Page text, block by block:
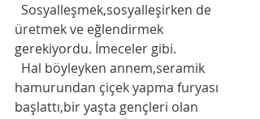
Sosyalleşmek,sosyalleşirken de
üretmek ve eğlendirmek
gerekiyordu. İmeceler gibi.
Hal böyleyken annem,seramik
hamurundan çiçek yapma furyası
başlattı,bir yaşta gençleri olan